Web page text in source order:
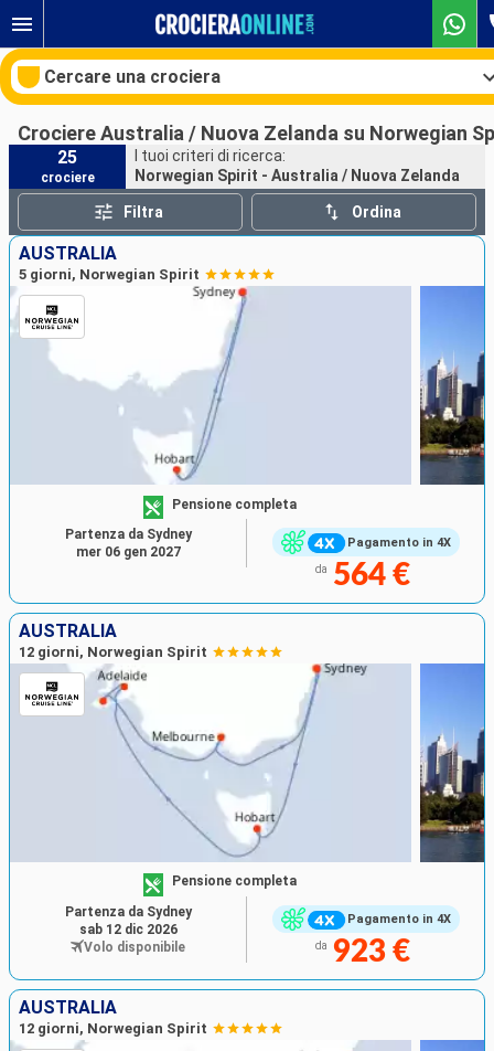
Cercare una crociera
Le nostre destinazioni
Mesi di partenza
Porti
Crociere Australia / Nuova Zelanda su Norwegian
25
crociere
I tuoi criteri di ricerca:
Norwegian Spirit - Australia / Nuova Zelanda
Filtra Ordina
AUSTRALIA
5 giorni, Norwegian Spirit
Pagamento in 4X
Pensione completa
da 564 €
Partenza da Sydney
mer 06 gen 2027
AUSTRALIA
12 giorni, Norwegian Spirit
Pagamento in 4X
Pensione completa
da 923 €
Partenza da Sydney
sab 12 dic 2026
Volo disponibile
AUSTRALIA
12 giorni, Norwegian Spirit